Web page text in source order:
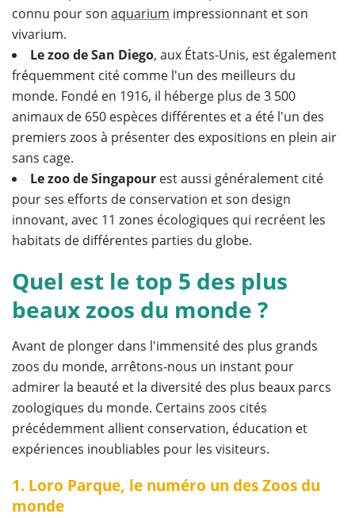
connu pour son aquarium impressionnant et son
vivarium.
Le zoo de San Diego, aux États-Unis, est également
fréquemment cité comme l'un des meilleurs du
monde. Fondé en 1916, il héberge plus de 3 500
animaux de 650 espèces différentes et a été l'un des
premiers zoos à présenter des expositions en plein air
sans cage.
Le zoo de Singapour est aussi généralement cité
pour ses efforts de conservation et son design
innovant, avec 11 zones écologiques qui recréent les
habitats de différentes parties du globe.
Quel est le top 5 des plus
beaux zoos du monde ?
Avant de plonger dans l'immensité des plus grands
zoos du monde, arrêtons-nous un instant pour
admirer la beauté et la diversité des plus beaux parcs
zoologiques du monde. Certains zoos cités
précédemment allient conservation, éducation et
expériences inoubliables pour les visiteurs.
1. Loro Parque, le numéro un des Zoos du
monde